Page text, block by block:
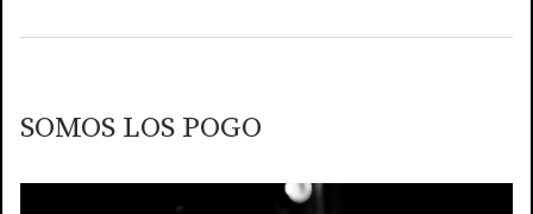
SOMOS LOS POGO